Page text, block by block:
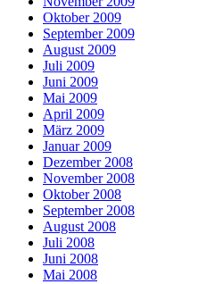
Oktober 2009
September 2009
August 2009
Juli 2009
Juni 2009
Mai 2009
April 2009
März 2009
Januar 2009
Dezember 2008
November 2008
Oktober 2008
September 2008
August 2008
Juli 2008
Juni 2008
Mai 2008